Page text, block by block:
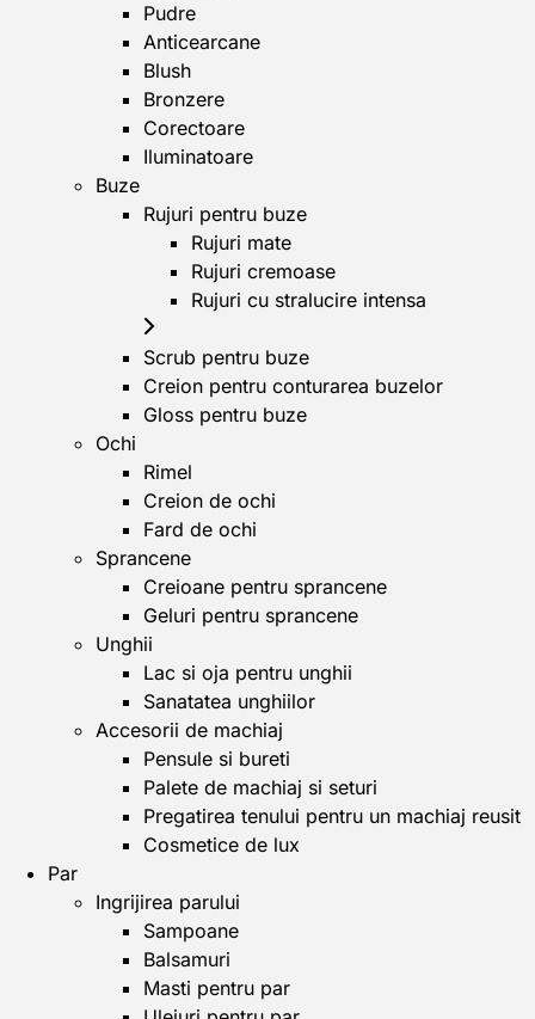
Pudre
Anticearcane
Blush
Bronzere
Corectoare
Iluminatoare
Buze
Rujuri pentru buze
Rujuri mate
Rujuri cremoase
Rujuri cu stralucire intensa
Scrub pentru buze
Creion pentru conturarea buzelor
Gloss pentru buze
Ochi
Rimel
Creion de ochi
Fard de ochi
Sprancene
Creioane pentru sprancene
Geluri pentru sprancene
Unghii
Lac si oja pentru unghii
Sanatatea unghiilor
Accesorii de machiaj
Pensule si bureti
Palete de machiaj si seturi
Pregatirea tenului pentru un machiaj reusit
Cosmetice de lux
Par
Ingrijirea parului
Sampoane
Balsamuri
Masti pentru par